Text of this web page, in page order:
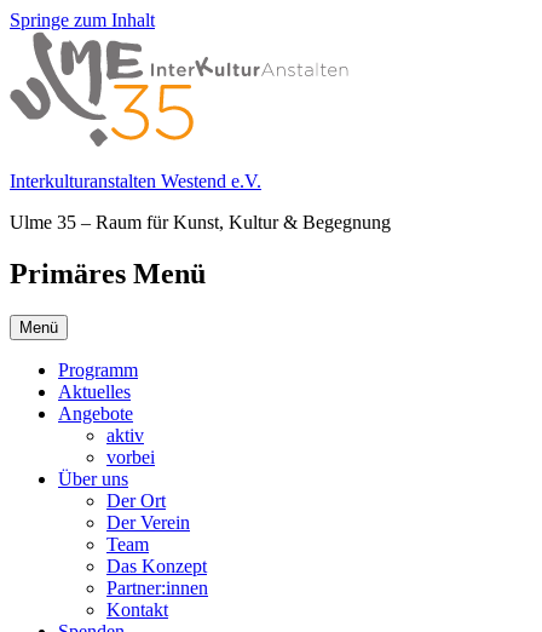
Springe zum Inhalt
Interkulturanstalten Westend e.V.
Ulme 35 – Raum für Kunst, Kultur & Begegnung
Primäres Menü
Menü
Programm
Aktuelles
Angebote
aktiv
vorbei
Über uns
Der Ort
Der Verein
Team
Das Konzept
Partner:innen
Kontakt